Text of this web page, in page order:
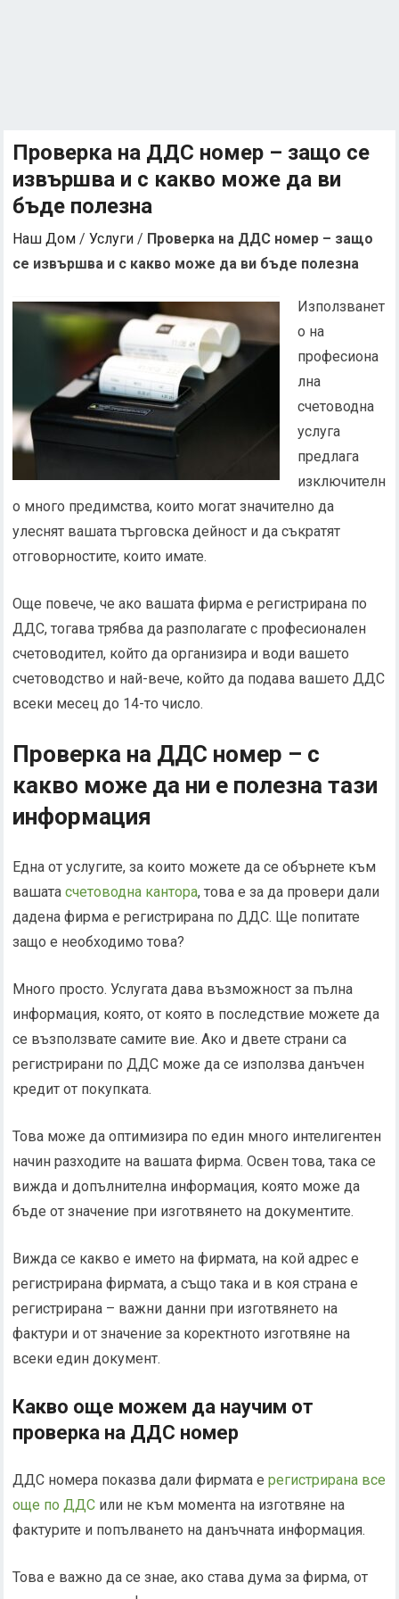
Проверка на ДДС номер – защо се
извършва и с какво може да ви
бъде полезна
Наш Дом /Услуги / Проверка на ДДС номер – защо
се извършва и с какво може да ви бъде полезна
Използванет
о на
професиона
лна
счетоводна
услуга
предлага
изключителн
о много предимства, които могат значително да
улеснят вашата търговска дейност и да съкратят
отговорностите, които имате.
Още повече, че ако вашата фирма е регистрирана по
ДДС, тогава трябва да разполагате с професионален
счетоводител, който да организира и води вашето
счетоводство и най-вече, който да подава вашето ДДС
всеки месец до 14-то число.
Проверка на ДДС номер – с
какво може да ни е полезна тази
информация
Една от услугите, за които можете да се обърнете към
вашатасчетоводна кантора, това е за да провери дали
дадена фирма е регистрирана по ДДС. Ще попитате
защо е необходимо това?
Много просто. Услугата дава възможност за пълна
информация, която, от която в последствие можете да
се възползвате самите вие. Ако и двете страни са
регистрирани по ДДС може да се използва данъчен
кредит от покупката.
Това може да оптимизира по един много интелигентен
начин разходите на вашата фирма. Освен това, така се
вижда и допълнителна информация, която може да
бъде от значение при изготвянето на документите.
Вижда се какво е името на фирмата, на кой адрес е
регистрирана фирмата, а също така и в коя страна е
регистрирана – важни данни при изготвянето на
фактури и от значение за коректното изготвяне на
всеки един документ.
Какво още можем да научим от
проверка на ДДС номер
ДДС номера показва дали фирмата ерегистрирана все
още по ДДС или не към момента на изготвяне на
фактурите и попълването на данъчната информация.
Това е важно да се знае, ако става дума за фирма, от